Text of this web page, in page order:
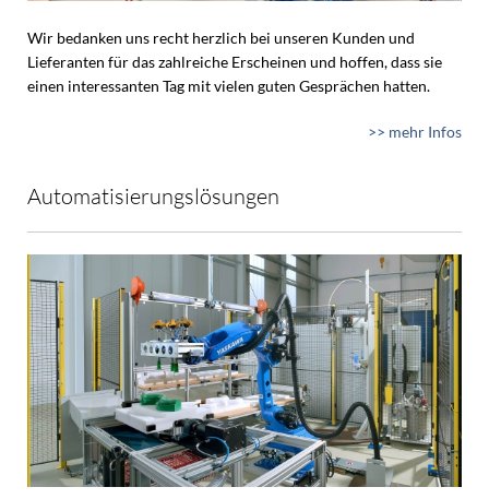
Wir bedanken uns recht herzlich bei unseren Kunden und
Lieferanten für das zahlreiche Erscheinen und hoffen, dass sie
einen interessanten Tag mit vielen guten Gesprächen hatten.
>> mehr Infos
Automatisierungslösungen